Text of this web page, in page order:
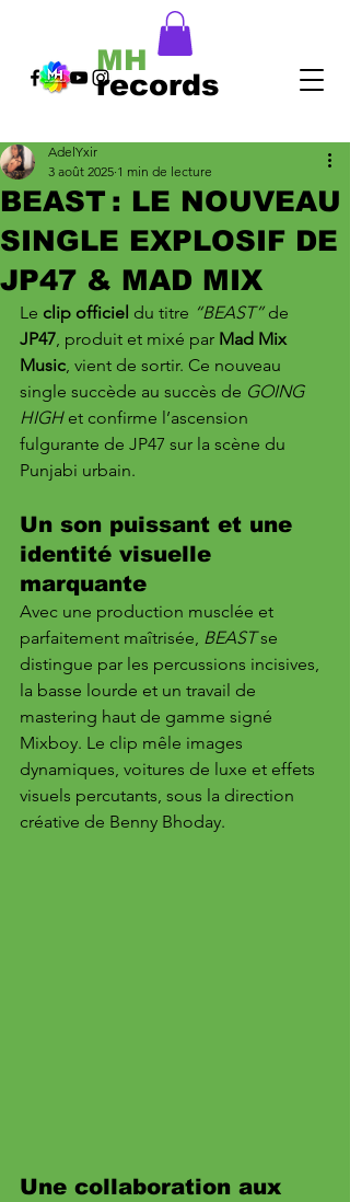
records
MH
BEAST : LE NOUVEAU
SINGLE EXPLOSIF DE
JP47 & MAD MIX
AdelYxir
3 août 2025 1 min de lecture
Le clip officiel du titre “BEAST” de
JP47 , produit et mixé par Mad Mix
Music , vient de sortir. Ce nouveau
single succède au succès de GOING
HIGH et confirme l’ascension
fulgurante de JP47 sur la scène du
Punjabi urbain.
Un son puissant et une
identité visuelle
marquante
Avec une production musclée et
parfaitement maîtrisée, BEAST se
distingue par les percussions incisives,
la basse lourde et un travail de
mastering haut de gamme signé
Mixboy. Le clip mêle images
dynamiques, voitures de luxe et effets
visuels percutants, sous la direction
créative de Benny Bhoday.
Une collaboration aux